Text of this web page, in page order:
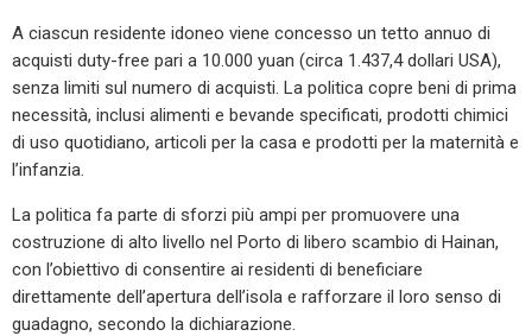
A ciascun residente idoneo viene concesso un tetto annuo di
acquisti duty-free pari a 10.000 yuan (circa 1.437,4 dollari USA),
senza limiti sul numero di acquisti. La politica copre beni di prima
necessità, inclusi alimenti e bevande specificati, prodotti chimici
di uso quotidiano, articoli per la casa e prodotti per la maternità e
l’infanzia.
La politica fa parte di sforzi più ampi per promuovere una
costruzione di alto livello nel Porto di libero scambio di Hainan,
con l’obiettivo di consentire ai residenti di beneficiare
direttamente dell’apertura dell’isola e rafforzare il loro senso di
guadagno, secondo la dichiarazione.